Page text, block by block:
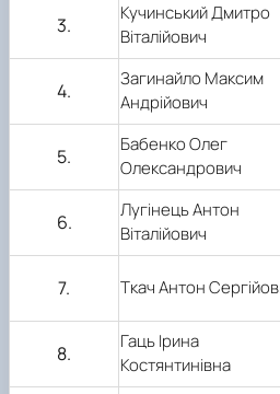
3.
Кучинський Дмитро
Віталійович
4.
Загинайло Максим
Андрійович
5.
Бабенко Олег
Олександрович
6.
Лугінець Антон
Віталійович
7. Ткач Антон
8.
Гаць Ірина
Костянтинівна